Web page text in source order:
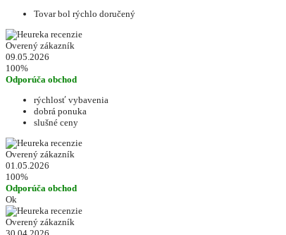
Tovar bol rýchlo doručený
Overený zákazník
09.05.2026
100%
Odporúča obchod
rýchlosť vybavenia
dobrá ponuka
slušné ceny
Overený zákazník
01.05.2026
100%
Odporúča obchod
Ok
Overený zákazník